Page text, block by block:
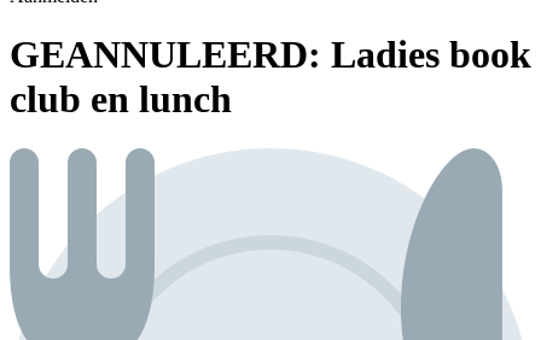
GEANNULEERD: Ladies book
club en lunch